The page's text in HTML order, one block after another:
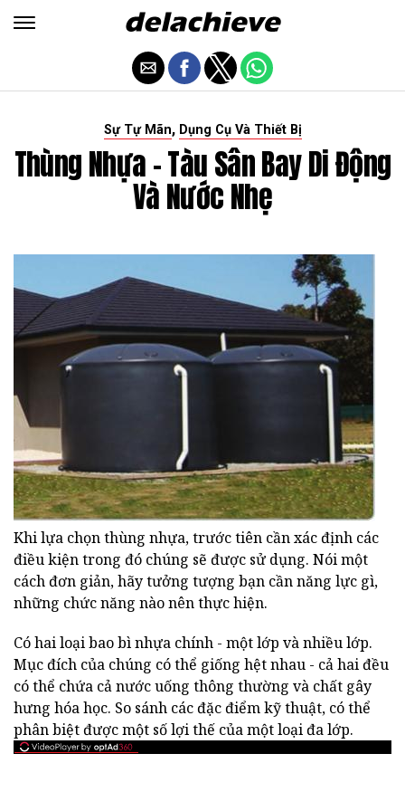
Sự Tự Mãn, Dụng Cụ Và Thiết Bị
Thùng Nhựa - Tàu Sân Bay Di Động
Và Nước Nhẹ
Khi lựa chọn thùng nhựa, trước tiên cần xác định các
điều kiện trong đó chúng sẽ được sử dụng. Nói một
cách đơn giản, hãy tưởng tượng bạn cần năng lực gì,
những chức năng nào nên thực hiện.
Có hai loại bao bì nhựa chính - một lớp và nhiều lớp.
Mục đích của chúng có thể giống hệt nhau - cả hai đều
có thể chứa cả nước uống thông thường và chất gây
hưng hóa học. So sánh các đặc điểm kỹ thuật, có thể
phân biệt được một số lợi thế của một loại đa lớp.